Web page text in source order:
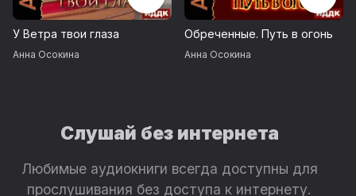
У Ветра твои глаза
Анна Осокина
Обреченные. Путь в огонь
Анна Осокина
Слушай без интернета
Любимые аудиокниги всегда доступны для
прослушивания без доступа к интернету.